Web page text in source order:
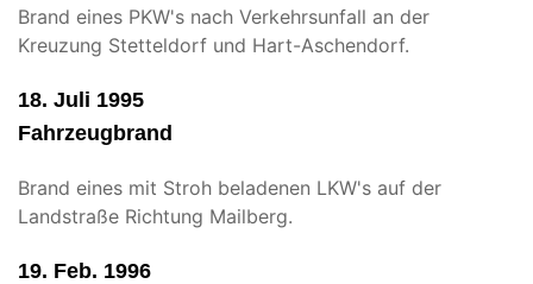
Brand eines PKW's nach Verkehrsunfall an der
Kreuzung Stetteldorf und Hart-Aschendorf.
18. Juli 1995
Fahrzeugbrand
Brand eines mit Stroh beladenen LKW's auf der
Landstraße Richtung Mailberg.
19. Feb. 1996